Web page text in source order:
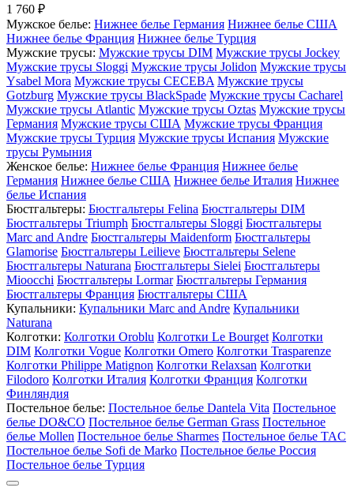
1 760 ₽
Мужское белье: Нижнее белье Германия Нижнее белье США
Нижнее белье Франция Нижнее белье Турция
Мужские трусы: Мужские трусы DIM Мужские трусы Jockey
Мужские трусы Sloggi Мужские трусы Jolidon Мужские трусы
Ysabel Mora Мужские трусы CECEBA Мужские трусы
Gotzburg Мужские трусы BlackSpade Мужские трусы Cacharel
Мужские трусы Atlantic Мужские трусы Oztas Мужские трусы
Германия Мужские трусы США Мужские трусы Франция
Мужские трусы Турция Мужские трусы Испания Мужские
трусы Румыния
Женское белье: Нижнее белье Франция Нижнее белье
Германия Нижнее белье США Нижнее белье Италия Нижнее
белье Испания
Бюстгальтеры: Бюстгальтеры Felina Бюстгальтеры DIM
Бюстгальтеры Triumph Бюстгальтеры Sloggi Бюстгальтеры
Marc and Andre Бюстгальтеры Maidenform Бюстгальтеры
Glamorise Бюстгальтеры Leilieve Бюстгальтеры Selene
Бюстгальтеры Naturana Бюстгальтеры Sielei Бюстгальтеры
Mioocchi Бюстгальтеры Lormar Бюстгальтеры Германия
Бюстгальтеры Франция Бюстгальтеры США
Купальники: Купальники Marc and Andre Купальники
Naturana
Колготки: Колготки Oroblu Колготки Le Bourget Колготки
DIM Колготки Vogue Колготки Omero Колготки Trasparenze
Колготки Philippe Matignon Колготки Relaxsan Колготки
Filodoro Колготки Италия Колготки Франция Колготки
Финляндия
Постельное белье: Постельное белье Dantela Vita Постельное
белье DO&CO Постельное белье German Grass Постельное
белье Mollen Постельное белье Sharmes Постельное белье TAC
Постельное белье Sofi de Marko Постельное белье Россия
Постельное белье Турция